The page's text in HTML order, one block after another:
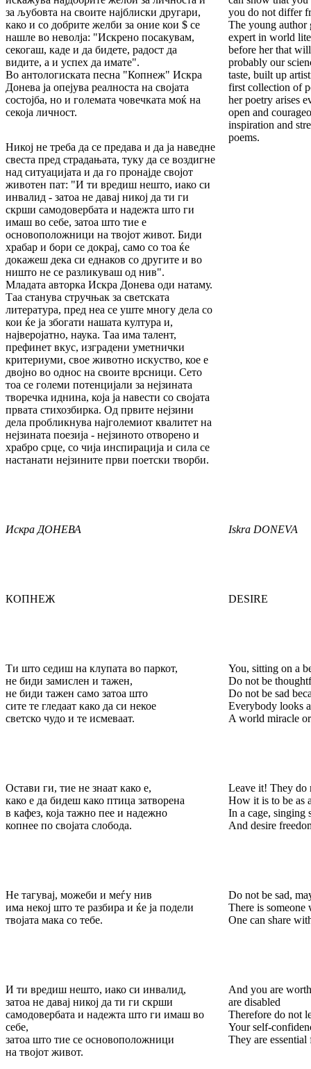
you do not differ
The young author
expert in world
before her that
probably our
taste, built up
first collection of
her poetry arises
open and
inspiration and
poems.
за љубовта на своите најблиски другари,
како и со добрите желби за оние кои $ се
нашле во неволја: "Искрено посакувам,
секогаш, каде и да бидете, радост да
видите, а и успех да имате".
Во антологиската песна "Копнеж" Искра
Донева ја опејува реалноста на својата
состојба, но и големата човечката моќ на
секоја личност.
Никој не треба да се предава и да ја наведне
свеста пред страдањата, туку да се воздигне
над ситуацијата и да го пронајде својот
животен пат: "И ти вредиш нешто, иако си
инвалид - затоа не давај никој да ти ги
скрши самодовербата и надежта што ги
имаш во себе, затоа што тие е
основоположници на твојот живот. Биди
храбар и бори се докрај, само со тоа ќе
докажеш дека си еднаков со другите и во
ништо не се разликуваш од нив".
Младата авторка Искра Донева оди натаму.
Таа станува стручњак за светската
литература, пред неа се уште многу дела со
кои ќе ја збогати нашата култура и,
најверојатно, наука. Таа има талент,
префинет вкус, изградени уметнички
критериуми, свое животно искуство, кое е
двојно во однос на своите врсници. Сето
тоа се големи потенцијали за нејзината
творечка иднина, која ја навести со својата
првата стихозбирка. Од првите нејзини
дела пробликнува најголемиот квалитет на
нејзината поезија - нејзиното отворено и
храбро срце, со чија инспирација и сила се
настанати нејзините први поетски творби.
Искра ДОНЕВА Iskra DONEVA
КОПНЕЖ DESIRE
Ти што седиш на клупата во паркот,
не биди замислен и тажен,
не биди тажен само затоа што
сите те гледаат како да си некое
светско чудо и те исмеваат.
You, sitting on a
Do not be
Do not be sad
Everybody looks
A world miracle
Остави ги, тие не знаат како е,
како е да бидеш како птица затворена
в кафез, која тажно пее и надежно
копнее по својата слобода.
Leave it! They do
How it is to be as
In a cage, singing
And desire
Не тагувај, можеби и меѓу нив
има некој што те разбира и ќе ја подели
твојата мака со тебе.
Do not be sad,
There is someone
One can share
И ти вредиш нешто, иако си инвалид,
затоа не давај никој да ти ги скрши
самодовербата и надежта што ги имаш во
себе,
затоа што тие се основоположници
на твојот живот.
And you are
are disabled
Therefore do not
Your self-
They are